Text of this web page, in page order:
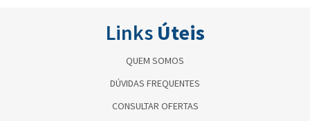
Links Úteis
QUEM SOMOS
DÚVIDAS FREQUENTES
CONSULTAR OFERTAS